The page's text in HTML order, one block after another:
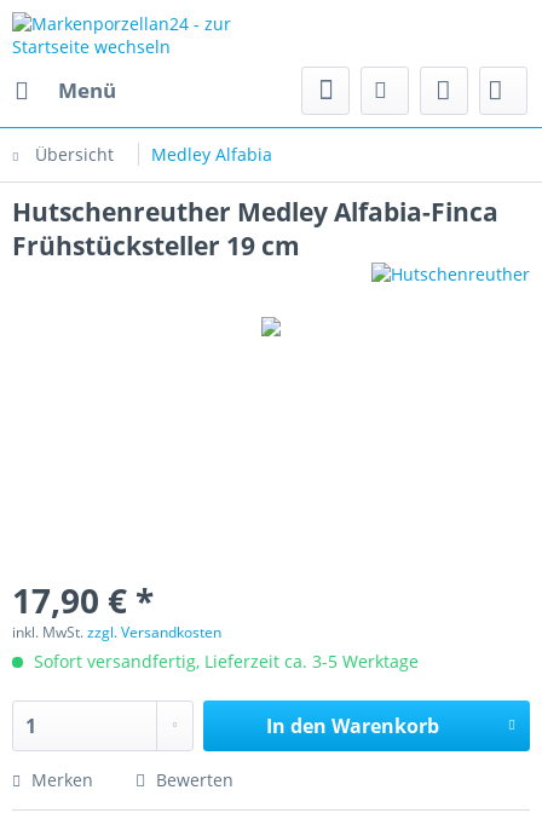
Menü
Übersicht Medley Alfabia
Hutschenreuther Medley Alfabia-Finca
Frühstücksteller 19 cm
17,90 € *
inkl. MwSt.zzgl. Versandkosten
Sofort versandfertig, Lieferzeit ca. 3-5 Werktage
In den Warenkorb
Merken Bewerten